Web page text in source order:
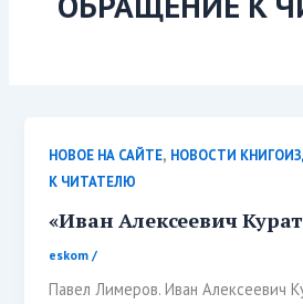
НОВОЕ НА САЙТЕ, НОВОСТИ
К ЧИТАТЕЛЮ
«Иван Алексеевич
eskom/
Павел Лимеров. Иван Алексеевич